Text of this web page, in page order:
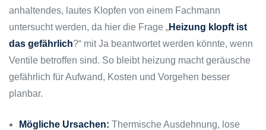
anhaltendes, lautes Klopfen von einem Fachmann
untersucht werden, da hier die Frage „Heizung klopft ist
das gefährlich?“ mit Ja beantwortet werden könnte, wenn
Ventile betroffen sind. So bleibt heizung macht geräusche
gefährlich für Aufwand, Kosten und Vorgehen besser
planbar.
Mögliche Ursachen: Thermische Ausdehnung, lose